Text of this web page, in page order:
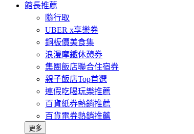
館長推薦
隨行取
UBER x享樂券
銅板價美食集
浪漫摩鐵休憩券
集團飯店聯合住宿券
親子飯店Top首選
連假吃喝玩樂推薦
百貨紙券熱銷推薦
百貨電券熱銷推薦
更多